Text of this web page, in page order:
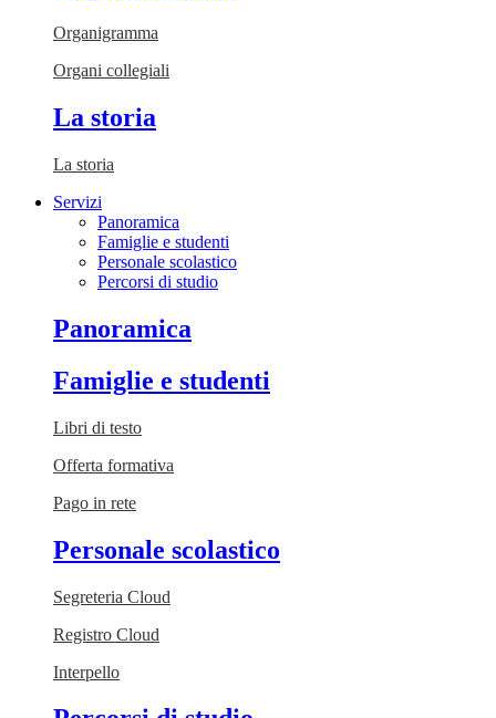
Organigramma
Organi collegiali
La storia
La storia
Servizi
Panoramica
Famiglie e studenti
Personale scolastico
Percorsi di studio
Panoramica
Famiglie e studenti
Libri di testo
Offerta formativa
Pago in rete
Personale scolastico
Segreteria Cloud
Registro Cloud
Interpello